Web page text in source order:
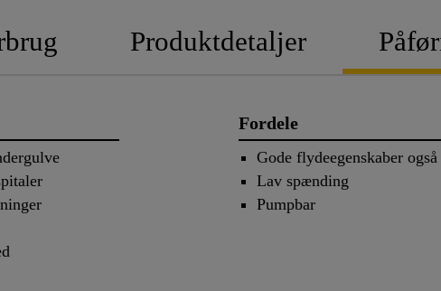
Produktdetaljer
Fordele
Gode flydeegenskaber
Lav spænding
Pumpbar